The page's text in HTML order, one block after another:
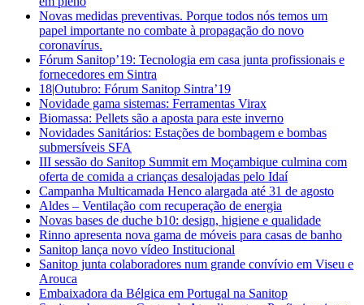
Novas medidas preventivas. Porque todos nós temos um
papel importante no combate à propagação do novo
coronavírus.
Fórum Sanitop’19: Tecnologia em casa junta profissionais e
fornecedores em Sintra
18|Outubro: Fórum Sanitop Sintra’19
Novidade gama sistemas: Ferramentas Virax
Biomassa: Pellets são a aposta para este inverno
Novidades Sanitários: Estações de bombagem e bombas
submersíveis SFA
III sessão do Sanitop Summit em Moçambique culmina com
oferta de comida a crianças desalojadas pelo Idaí
Campanha Multicamada Henco alargada até 31 de agosto
Aldes – Ventilação com recuperação de energia
Novas bases de duche b10: design, higiene e qualidade
Rinno apresenta nova gama de móveis para casas de banho
Sanitop lança novo vídeo Institucional
Sanitop junta colaboradores num grande convívio em Viseu e
Arouca
Embaixadora da Bélgica em Portugal na Sanitop